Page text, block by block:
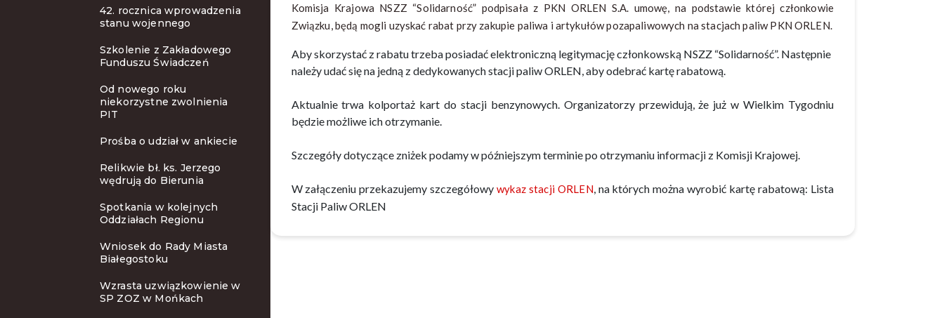
42. rocznica wprowadzenia
stanu wojennego
Szkolenie z Zakładowego
Funduszu Świadczeń
Od nowego roku
niekorzystne zwolnienia
PIT
Prośba o udział w ankiecie
Relikwie bł. ks. Jerzego
wędrują do Bierunia
Spotkania w kolejnych
Oddziałach Regionu
Wniosek do Rady Miasta
Białegostoku
Wzrasta uzwiązkowienie w
SP ZOZ w Mońkach
Komisja Krajowa NSZZ “Solidarność” podpisała z PKN ORLEN S.A. umowę, na podstawie której członkowie
Związku, będą mogli uzyskać rabat przy zakupie paliwa i artykułów pozapaliwowych na stacjach paliw PKN ORLEN.
Aby skorzystać z rabatu trzeba posiadać elektroniczną legitymację członkowską NSZZ “Solidarność”. Następnie
należy udać się na jedną z dedykowanych stacji paliw ORLEN, aby odebrać kartę rabatową.
Aktualnie trwa kolportaż kart do stacji benzynowych. Organizatorzy przewidują, że już w Wielkim Tygodniu
będzie możliwe ich otrzymanie.
Szczegóły dotyczące zniżek podamy w późniejszym terminie po otrzymaniu informacji z Komisji Krajowej.
W załączeniu przekazujemy szczegółowywykaz stacji ORLEN, na których można wyrobić kartę rabatową: Lista
Stacji Paliw ORLEN